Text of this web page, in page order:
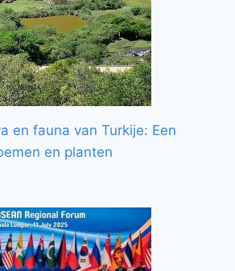
en fauna van Turkije: Een
en planten